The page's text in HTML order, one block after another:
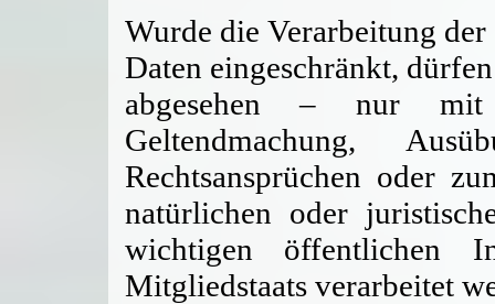
Wurde die Verarbeitung
Daten eingeschränkt,
abgesehen – nur
Geltendmachung,
Rechtsansprüchen oder
natürlichen oder
wichtigen öffentlichen
Mitgliedstaats verarbeitet